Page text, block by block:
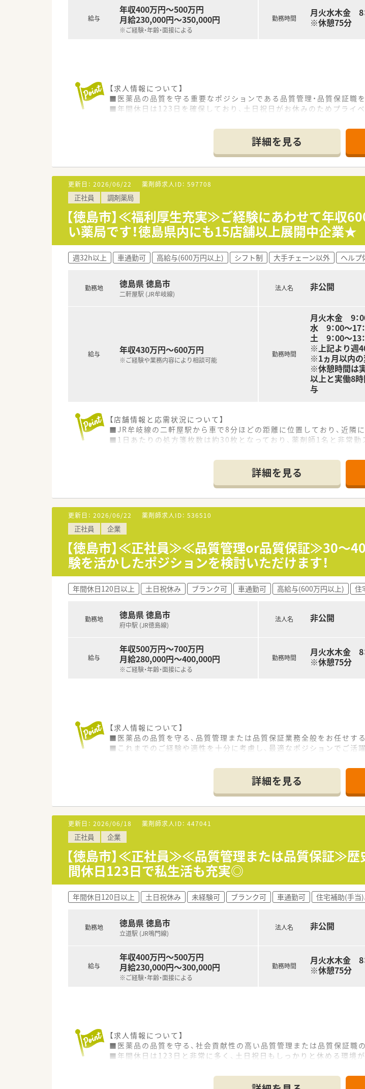
給与
年収400万円～500万円
月給230,000円～350,000円
※ご経験・年齢・面接による
勤務時間
月火水木金 8
※休憩75分
【求人情報について】
■医薬品の品質を守る重要なポジションである品質管理・品質保証職を
■年間休日は123日を確保しており、土日祝日がお休みのためプライベ
■今後の事業拡大と組織体制の強化を見据え、新たな仲間を増員募集
■医薬品業界での実務経験がない方でも、専門知識を学び成長したい
■チームで協力しながら業務を進めるため、周囲と円滑なコミュニケ
【やりがい/おすすめポイント】
■人々の健康に直結する医薬品の安全を守るという、大きな社会的貢
■100年以上の歴史で培われたノウハウと安定した経営基盤のもとで
■未経験からでも専門的なスキルを習得し、着実なキャリアアップを
【1日の流れ】
■試験担当者は、朝礼後に試験準備を行い、日中は医薬品の品質試験に
■午後は試験結果の確認やデータの取りまとめを行い、翌日の業務計画
詳細を見る
更新日： 2026/06/22 薬剤師求人ID： 597708
正社員 調剤薬局
【徳島市】≪福利厚生充実≫ご経験にあわせて年収
い薬局です！徳島県内にも15店舗以上展開中企業★
週32h以上 車通勤可 高給与(600万円以上) シフト制 大手チェーン以外 ヘルプ
勤務地 徳島県 徳島市
二軒屋駅 (JR牟岐線)
給与 年収430万円～600万円
※ご経験や業務内容により相談可能
法人名 非公開
勤務時間
月火木金 9：
水 9：00～17
土 9：00～13
※上記より週
※1ヵ月以内
※休憩時間は
以上と実働8
与
【店舗情報と応需状況について】
■JR牟岐線の二軒屋駅から車で8分ほどの距離に位置しており、近隣
■1日あたりの処方箋枚数は約30枚となっており、薬剤師1名と非常勤
■今回は欠員補充による急募案件となっており、即戦力として店舗の
■地域医療への貢献意欲が高く、患者様一人ひとりに寄り添った丁
す。
■将来的に管理薬剤師などの責任ある立場を目指したい方や、若手と
【法人特徴について】
■医・食・福・美を軸に多角的な事業を展開しており、調剤薬局以外
■徳島県を中心に四国・関西エリアで41店舗を運営しており、売上高
■現場の声から生まれた休暇制度や人事考課システムを導入しており
【求人情報について】
■正社員の募集で想定年収は430万円から600万円となっており、こ
■昇給は年1回、賞与は年2回の支給があり、明確な評価制度に基づい
■認定薬剤師手当や管理薬剤師手当などの諸手当が充実しており、個
詳細を見る
更新日： 2026/06/22 薬剤師求人ID： 536510
正社員 企業
【徳島市】≪正社員≫≪品質管理or品質保証≫30～40
験を活かしたポジションを検討いただけます！
年間休日120日以上 土日祝休み ブランク可 車通勤可 高給与(600万円以上) 住
勤務地 徳島県 徳島市
府中駅 (JR徳島線)
給与
年収500万円～700万円
月給280,000円～400,000円
※ご経験・年齢・面接による
法人名 非公開
勤務時間
月火水木金 8
※休憩75分
【求人情報について】
■医薬品の品質を守る、品質管理または品質保証業務全般をお任せす
■これまでのご経験や適性を十分に考慮し、最適なポジションでご活躍
■今後の事業拡大と組織体制の強化を見据えた、計画的な増員募集と
■医薬品の品質管理または品質保証に関する実務経験をお持ちの方を
■安定した経営基盤を持つ企業で、専門性を高めたい方に最適な環境
【想定されるモデル年収】
■これまでのご経験やスキル、年齢を考慮し、年収500万円～700万円
■年1回の昇給と年2回の賞与があり、日々の頑張りが正当に評価され
■住宅手当や家族手当、薬剤師手当など、充実した手当で生活をサポ
【勤務実態について】
■年間休日は123日となっており、土日祝日は原則としてお休みとな
■ゴールデンウィークや夏期休暇、年末年始休暇など長期休暇も充実
詳細を見る
更新日： 2026/06/18 薬剤師求人ID： 447041
正社員 企業
【徳島市】≪正社員≫≪品質管理または品質保証≫歴
間休日123日で私生活も充実◎
年間休日120日以上 土日祝休み 未経験可 ブランク可 車通勤可 住宅補助(手当)
勤務地 徳島県 徳島市
立道駅 (JR鳴門線)
給与
年収400万円～500万円
月給230,000円～300,000円
※ご経験・年齢・面接による
法人名 非公開
勤務時間
月火水木金 8
※休憩75分
【求人情報について】
■医薬品の品質を守る、社会貢献性の高い品質管理または品質保証職の
■年間休日は123日と非常に多く、土日祝日もしっかりと休める環境が